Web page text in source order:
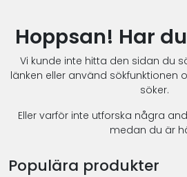
Hoppsan! Har
Vi kunde inte hitta den sidan du
länken eller använd sökfunktionen
söker.
Eller varför inte utforska några
medan du är
Populära produkter